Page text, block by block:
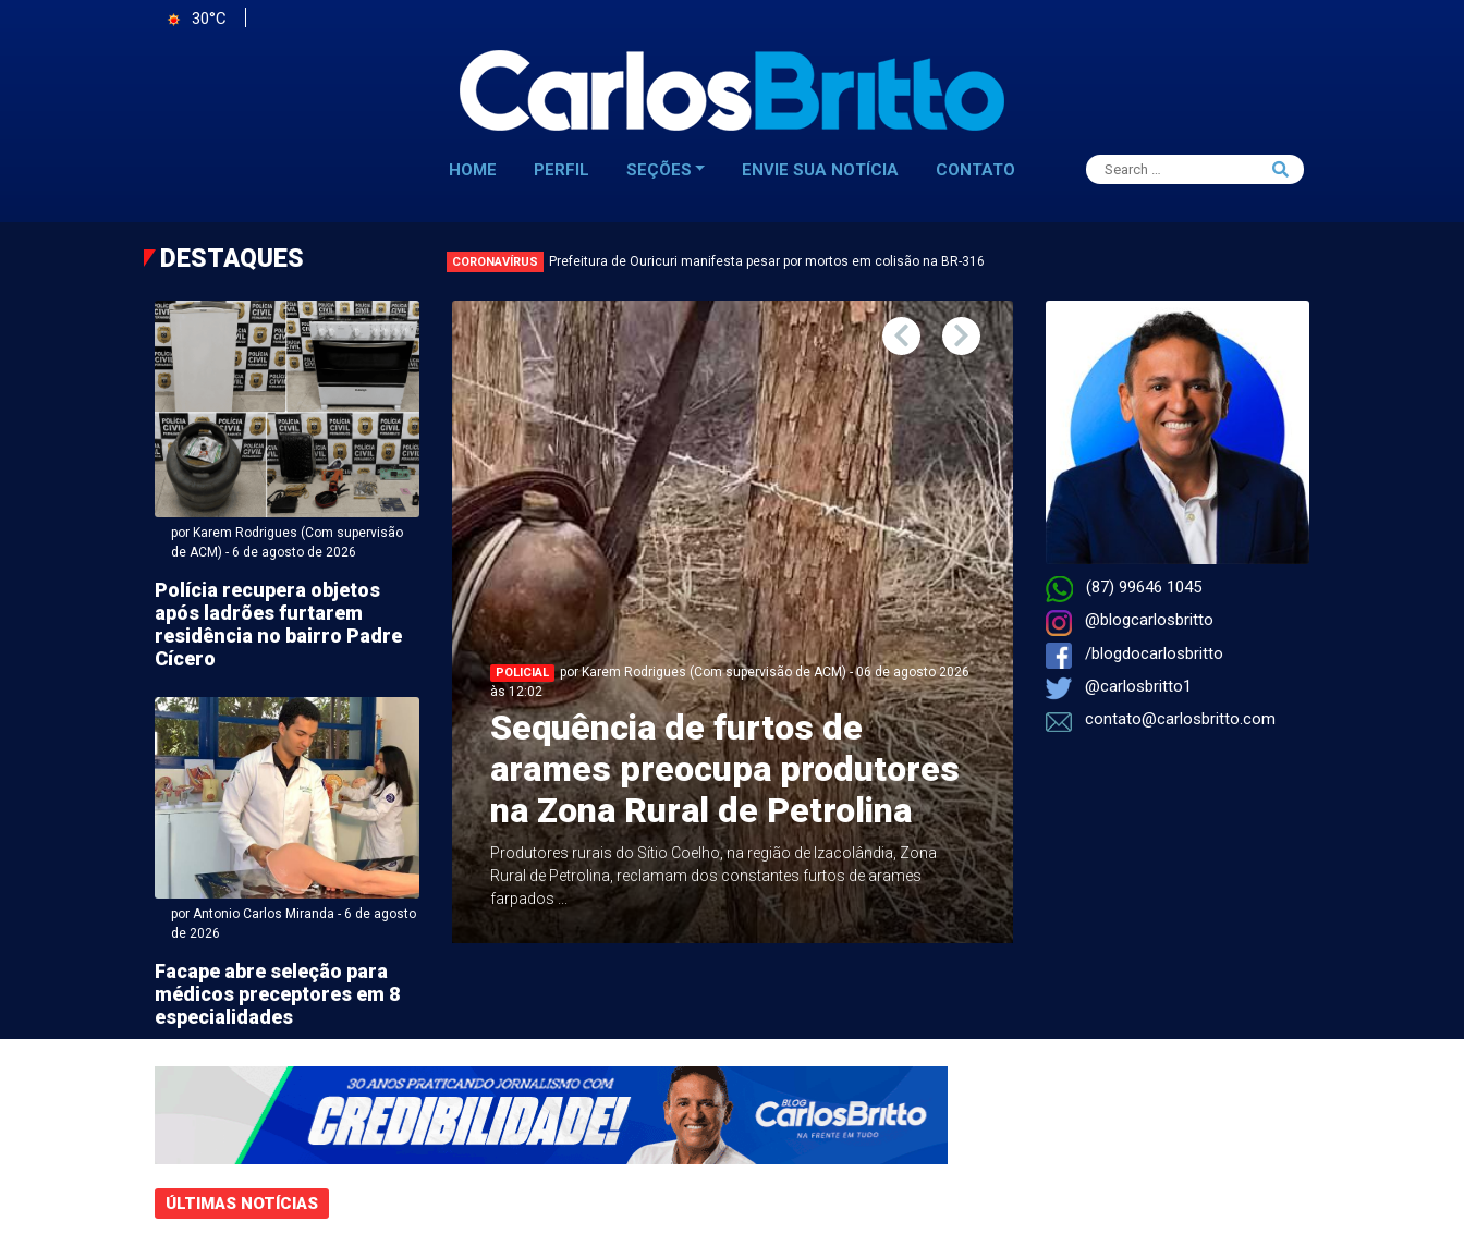
30°C
HOME PERFIL SEÇÕES ENVIE SUA NOTÍCIA CONTATO
Search
for:
Search
DESTAQUES CORONAVÍRUS Prefeitura de Ouricuri manifesta pesar por mortos em colisão na BR-316
por Karem Rodrigues (Com supervisão
de ACM) - 6 de agosto de 2026
Polícia recupera objetos
após ladrões furtarem
residência no bairro Padre
Cícero
por Antonio Carlos Miranda - 6 de agosto
de 2026
Facape abre seleção para
médicos preceptores em 8
especialidades
Rodrigues (Com supervisão de ACM) - 06 de agosto 2026
dois homens são
em menos de 24
Petrolina
dois homicídios em menos de 24 horas. O caso
na noite dessa quarta-feira (5), no ...
POLICIAL
por Karem Rodrigues (Com supervisão de ACM) - 06 de agosto 2026
às 12:02
Sequência de furtos de
arames preocupa produtores
na Zona Rural de Petrolina
Produtores rurais do Sítio Coelho, na região de Izacolândia, Zona
Rural de Petrolina, reclamam dos constantes furtos de arames
farpados ...
por Antonio Carlos Miranda - 06 de agosto 2026 às
(87) 99646 1045
@blogcarlosbritto
/blogdocarlosbritto
@carlosbritto1
contato@carlosbritto.com
ÚLTIMAS NOTÍCIAS